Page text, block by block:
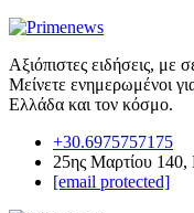
Αξιόπιστες ειδήσεις, με
Μείνετε ενημερωμένοι
Ελλάδα και τον κόσμο.
+30.6975757175
25ης Μαρτίου
[email protected]